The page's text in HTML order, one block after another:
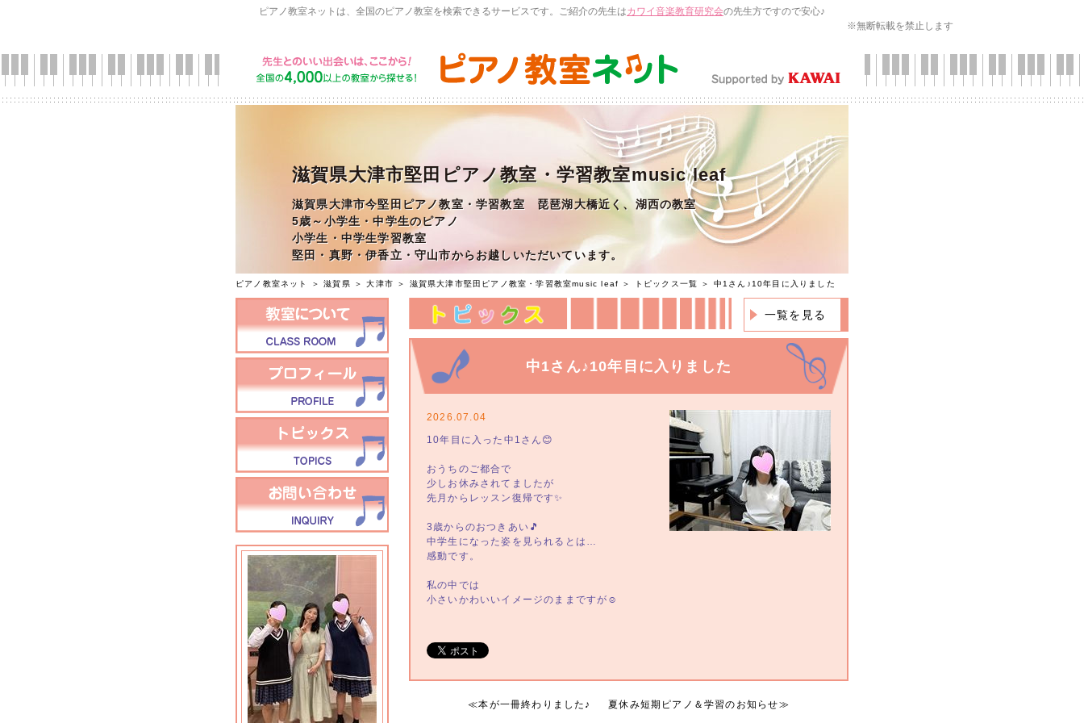
ピアノ教室ネットは、全国のピアノ教室を検索できるサービスです。ご紹介の先生はカワイ音楽教育研究会の先生方ですので安心♪
※無断転載を禁止します
滋賀県大津市堅田ピアノ教室・学習教室music leaf
滋賀県大津市今堅田ピアノ教室・学習教室 琵琶湖大橋近く、湖西の教室
5歳～小学生・中学生のピアノ
小学生・中学生学習教室
堅田・真野・伊香立・守山市からお越しいただいています。
ピアノ教室ネット ＞滋賀県 ＞大津市 ＞ 滋賀県大津市堅田ピアノ教室・学習教室music leaf ＞ トピックス一覧 ＞ 中1さん♪10年目に入りました
一覧を見る
中1さん♪10年目に入りました
2026.07.04
10年目に入った中1さん😊
おうちのご都合で
少しお休みされてましたが
先月からレッスン復帰です✨
3歳からのおつきあい🎵
中学生になった姿を見られるとは…
感動です。
私の中では
小さいかわいいイメージのままですが☺️
≪本が一冊終わりました♪ 夏休み短期ピアノ＆学習のお知らせ≫